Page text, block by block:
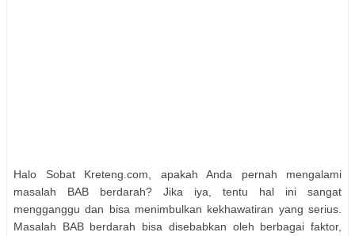
Halo Sobat Kreteng.com, apakah Anda pernah mengalami
masalah BAB berdarah? Jika iya, tentu hal ini sangat
mengganggu dan bisa menimbulkan kekhawatiran yang serius.
Masalah BAB berdarah bisa disebabkan oleh berbagai faktor,